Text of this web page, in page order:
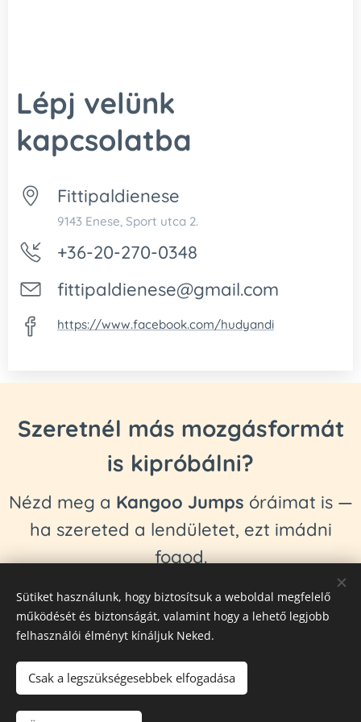
Lépj velünk
kapcsolatba
Fittipaldienese
9143 Enese, Sport utca 2.
+36-20-270-0348
fittipaldienese@gmail.com
https://www.facebook.com/hudyandi
Szeretnél más mozgásformát
is kipróbálni?
Nézd meg a Kangoo Jumps óráimat is —
ha szereted a lendületet, ezt imádni
fogod.
Kangoo Jumps órák
© 2024 Fittipaldienese
Sütiket használunk, hogy biztosítsuk a weboldal megfelelő
működését és biztonságát, valamint hogy a lehető legjobb
felhasználói élményt kínáljuk Neked.
Csak a legszükségesebbek elfogadása